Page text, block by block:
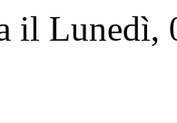
il Lunedì,